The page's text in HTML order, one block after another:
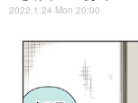
2022.1.24 Mon 20:00